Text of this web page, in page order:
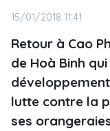
15/01/2018 11:41
Retour à Cao
de Hoà Binh
lutte contre la
ses